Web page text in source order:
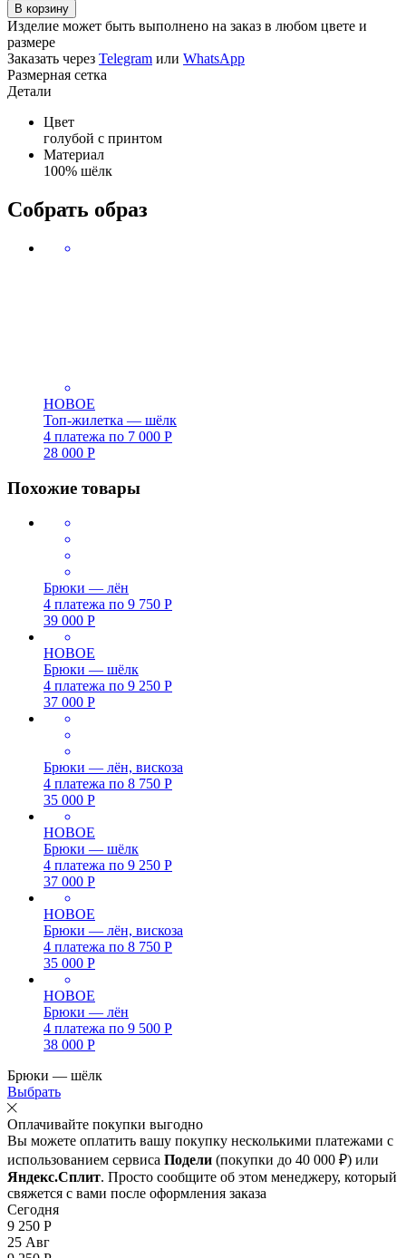
В корзину
Изделие может быть выполнено на заказ в любом цвете и
размере
Заказать через Telegram или WhatsApp
Размерная сетка
Детали
Цвет
голубой с принтом
Материал
100% шёлк
Собрать образ
НОВОЕ
Топ-жилетка — шёлк
4 платежа по 7 000 Р
28 000 Р
Похожие товары
Брюки — лён
4 платежа по 9 750 Р
39 000 Р
НОВОЕ
Брюки — шёлк
4 платежа по 9 250 Р
37 000 Р
Брюки — лён, вискоза
4 платежа по 8 750 Р
35 000 Р
НОВОЕ
Брюки — шёлк
4 платежа по 9 250 Р
37 000 Р
НОВОЕ
Брюки — лён, вискоза
4 платежа по 8 750 Р
35 000 Р
НОВОЕ
Брюки — лён
4 платежа по 9 500 Р
38 000 Р
Брюки — шёлк
Выбрать
Оплачивайте покупки выгодно
Вы можете оплатить вашу покупку несколькими платежами с
использованием сервиса Подели (покупки до 40 000 ₽) или
Яндекс.Сплит. Просто сообщите об этом менеджеру, который
свяжется с вами после оформления заказа
Сегодня
9 250 Р
25 Авг